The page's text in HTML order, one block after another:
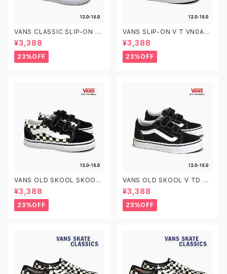
VANS CLASSIC SLIP-ON T
VN000EX8BWW CHECKER
BOARD 12.0-15.0 ヴァンズ ク
ラシック スリッポン ベビーシュ
ーズ
¥3,388
23%OFF
VANS SLIP-ON V T VN0A3
4885GX CHECKERBOARD
BLACK/WHITE 12.0-15.0 ヴ
ァンズ クラシック スリッポン ベ
ルクロ ベビーシューズ
¥3,388
23%OFF
VANS OLD SKOOL SKOOL
V TD VN0A38JNP0S PRIM
ARY CHECK BLACK/WHITE
12.0-15.0 ヴァンズ オールドス
クール ベルクロ ベビーシューズ
¥3,388
23%OFF
VANS OLD SKOOL V TD VN
000D3YBLK BLACK/WHITE
12.0-15.0 ヴァンズ オールドス
クール ベルクロ ベビーシューズ
¥3,388
23%OFF